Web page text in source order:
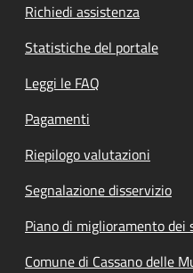
Richiedi assistenza
Statistiche del portale
Leggi le FAQ
Pagamenti
Riepilogo valutazioni
Segnalazione disservizio
Piano di miglioramento dei
Comune di Cassano delle